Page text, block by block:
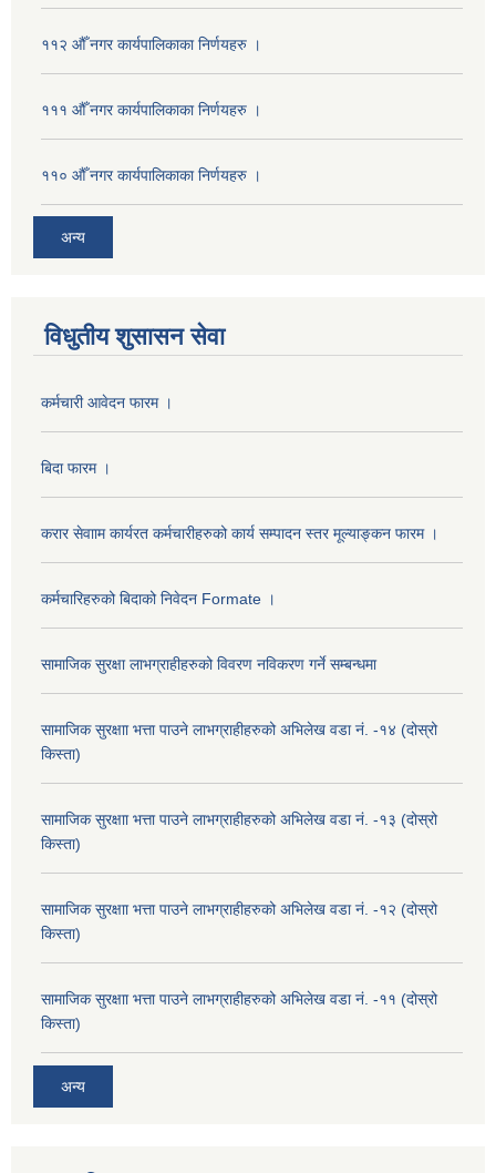
११२ औँ नगर कार्यपालिकाका निर्णयहरु ।
१११ औँ नगर कार्यपालिकाका निर्णयहरु ।
११० औँ नगर कार्यपालिकाका निर्णयहरु ।
अन्य
विधुतीय शुसासन सेवा
कर्मचारी आवेदन फारम ।
बिदा फारम ।
करार सेवााम कार्यरत कर्मचारीहरुको कार्य सम्पादन स्तर मूल्याङ्कन फारम ।
कर्मचारिहरुको बिदाको निवेदन Formate ।
सामाजिक सुरक्षा लाभग्राहीहरुको विवरण नविकरण गर्ने सम्बन्धमा
सामाजिक सुरक्षाा भत्ता पाउने लाभग्राहीहरुको अभिलेख वडा नं. -१४ (दोस्रो
किस्ता)
सामाजिक सुरक्षाा भत्ता पाउने लाभग्राहीहरुको अभिलेख वडा नं. -१३ (दोस्रो
किस्ता)
सामाजिक सुरक्षाा भत्ता पाउने लाभग्राहीहरुको अभिलेख वडा नं. -१२ (दोस्रो
किस्ता)
सामाजिक सुरक्षाा भत्ता पाउने लाभग्राहीहरुको अभिलेख वडा नं. -११ (दोस्रो
किस्ता)
अन्य